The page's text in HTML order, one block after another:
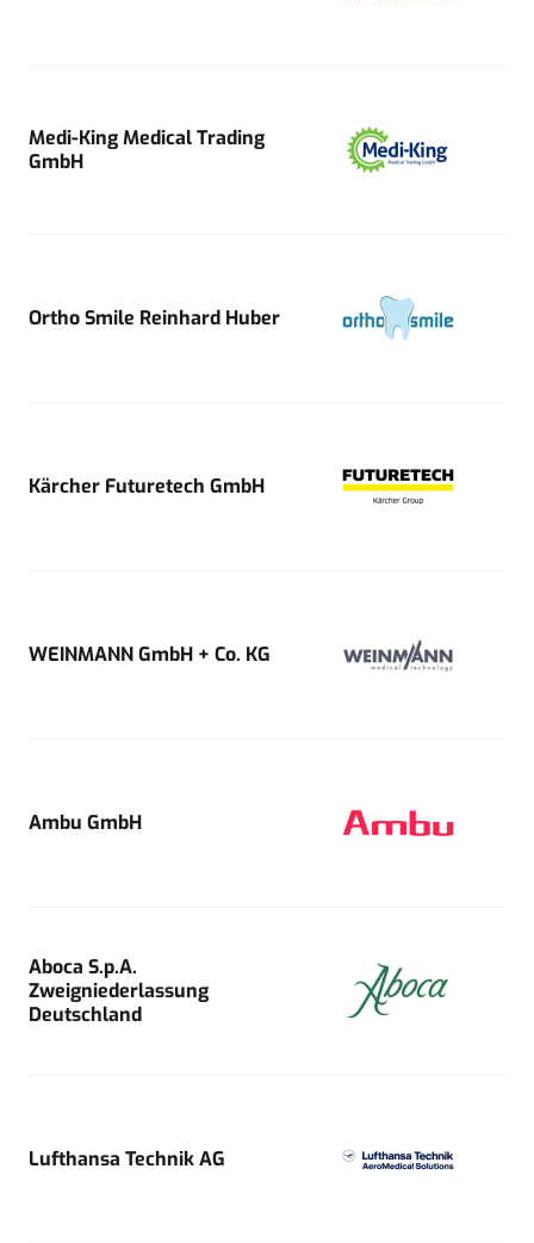
Medi-King Medical Trading
GmbH
Ortho Smile Reinhard Huber
Kärcher Futuretech GmbH
WEINMANN GmbH + Co. KG
Ambu GmbH
Aboca S.p.A.
Zweigniederlassung
Deutschland
Lufthansa Technik AG